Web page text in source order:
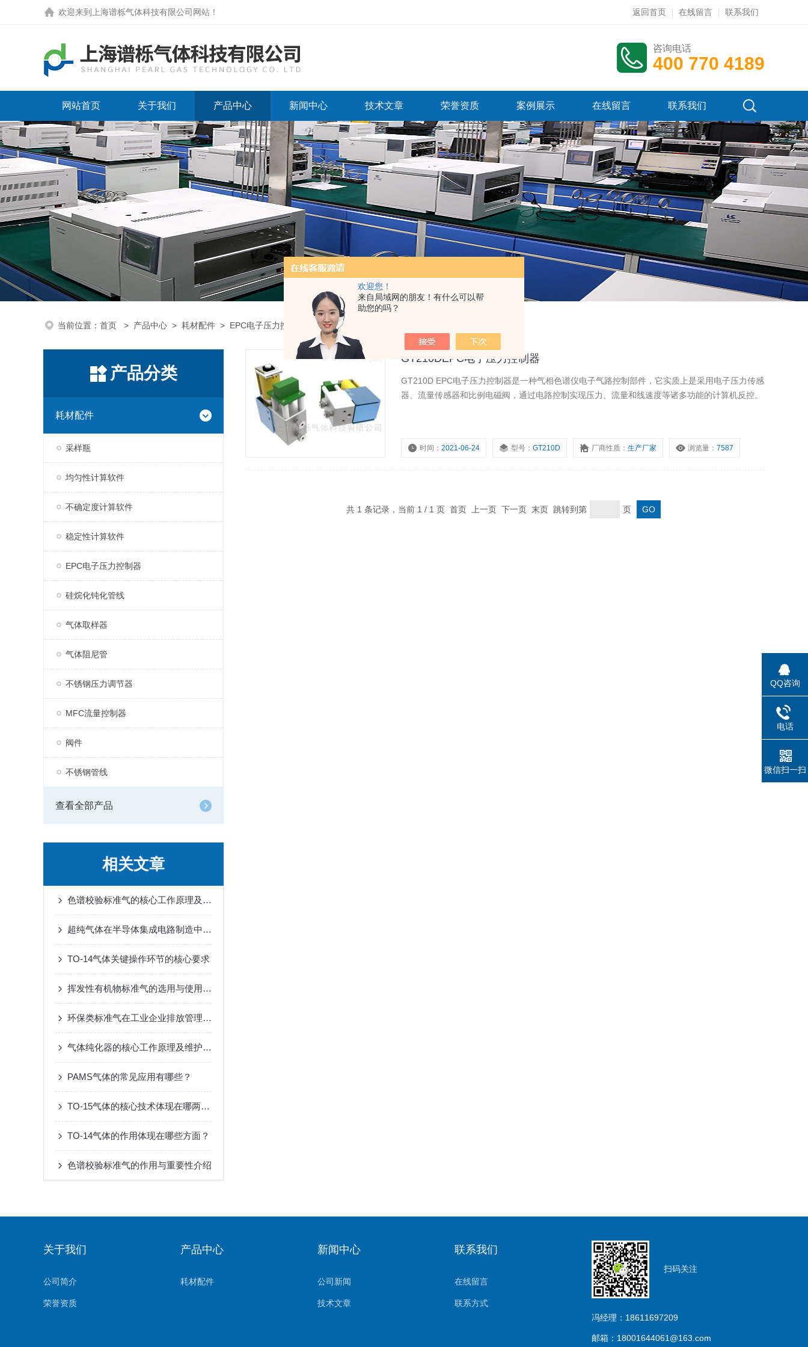
欢迎您！
来自局域网的朋友！有什么可以帮
助您的吗？
欢迎来到 上海谱栎气体科技有限公司网站 ！ 返回首页 在线留言 联系我们
咨询电话
400 770 4189
网站首页 关于我们 产品中心 新闻中心 技术文章 荣誉资质 案例展示 在线留言 联系我们
当前位置： 首页 > 产品中心 > 耗材配件 > EPC电子压力控制器
产品分类
耗材配件
采样瓶
均匀性计算软件
不确定度计算软件
稳定性计算软件
EPC电子压力控制器
硅烷化钝化管线
气体取样器
气体阻尼管
不锈钢压力调节器
MFC流量控制器
阀件
不锈钢管线
查看全部产品
相关文章
色谱校验标准气的核心工作原理及使用管理要点
超纯气体在半导体集成电路制造中的作用体现
TO-14气体关键操作环节的核心要求
挥发性有机物标准气的选用与使用要点
环保类标准气在工业企业排放管理中的作用
气体纯化器的核心工作原理及维护选型要点介绍
PAMS气体的常见应用有哪些？
TO-15气体的核心技术体现在哪两个方面？
TO-14气体的作用体现在哪些方面？
色谱校验标准气的作用与重要性介绍
GT210DEPC电子压力控制器
GT210D EPC电子压力控制器是一种气相色谱仪电子气路控制部件，它实质上是采用电子压力传感
器、流量传感器和比例电磁阀，通过电路控制实现压力、流量和线速度等诸多功能的计算机反控。
时间：2021-06-24 型号：GT210D 厂商性质：生产厂家 浏览量：7587
共 1 条记录，当前 1 / 1 页 首页 上一页 下一页 末页 跳转到第 页
关于我们
公司简介
荣誉资质
产品中心
耗材配件
新闻中心
公司新闻
技术文章
联系我们
在线留言
联系方式
扫码关注
冯经理：18611697209
邮箱：18001644061@163.com
QQ咨询
电话
微信扫一扫